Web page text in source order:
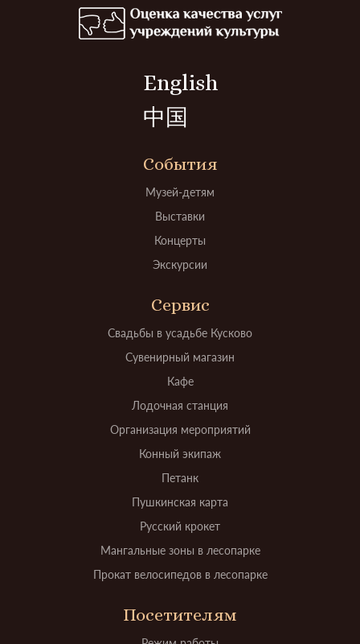
English
中国
События
Музей-детям
Выставки
Концерты
Экскурсии
Сервис
Свадьбы в усадьбе Кусково
Сувенирный магазин
Кафе
Лодочная станция
Организация мероприятий
Конный экипаж
Петанк
Пушкинская карта
Русский крокет
Мангальные зоны в лесопарке
Прокат велосипедов в лесопарке
Посетителям